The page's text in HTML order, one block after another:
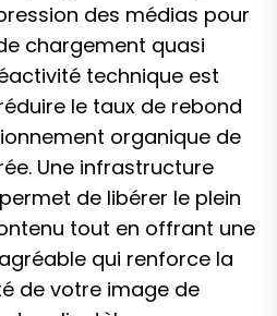
des médias pour
chargement quasi
technique est
le taux de rebond
organique de
Une infrastructure
de libérer le plein
tout en offrant une
qui renforce la
de votre image de